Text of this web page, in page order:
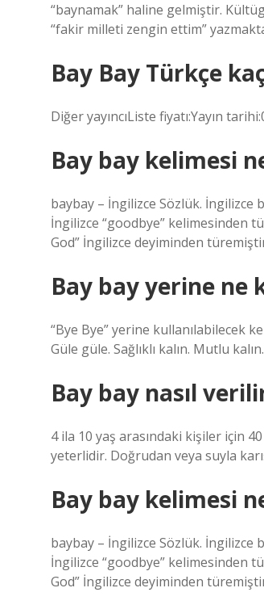
“baynamak” haline gelmiştir.
“fakir milleti zengin ettim”
Bay Bay Türkçe
Diğer yayıncıListe fiyatı:Yayın
Bay bay kelimesi
baybay – İngilizce Sözlük. İngilizce
İngilizce “goodbye” kelimesinden
God” İngilizce deyiminden
Bay bay yerine ne
“Bye Bye” yerine kullanılabilecek
Güle güle. Sağlıklı kalın. Mutlu
Bay bay nasıl
4 ila 10 yaş arasındaki kişiler için
yeterlidir. Doğrudan veya suyla
Bay bay kelimesi
baybay – İngilizce Sözlük. İngilizce
İngilizce “goodbye” kelimesinden
God” İngilizce deyiminden